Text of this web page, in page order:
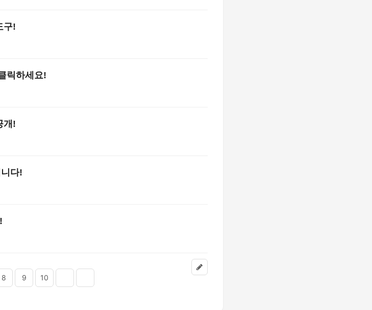
구!
릭하세요!
개!
다!
8 9 10